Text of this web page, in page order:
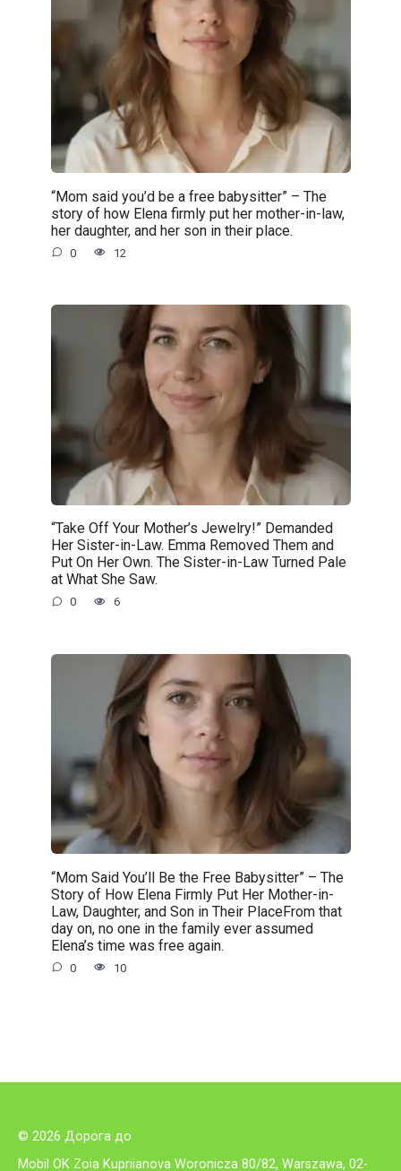
“Mom said you’d be a free babysitter” – The
story of how Elena firmly put her mother-in-law,
her daughter, and her son in their place.
0 12
“Take Off Your Mother’s Jewelry!” Demanded
Her Sister-in-Law. Emma Removed Them and
Put On Her Own. The Sister-in-Law Turned Pale
at What She Saw.
0 6
“Mom Said You’ll Be the Free Babysitter” – The
Story of How Elena Firmly Put Her Mother-in-
Law, Daughter, and Son in Their PlaceFrom that
day on, no one in the family ever assumed
Elena’s time was free again.
0 10
© 2026 Дорога до
Mobil OK Zoia Kupriianova Woronicza 80/82, Warszawa, 02-